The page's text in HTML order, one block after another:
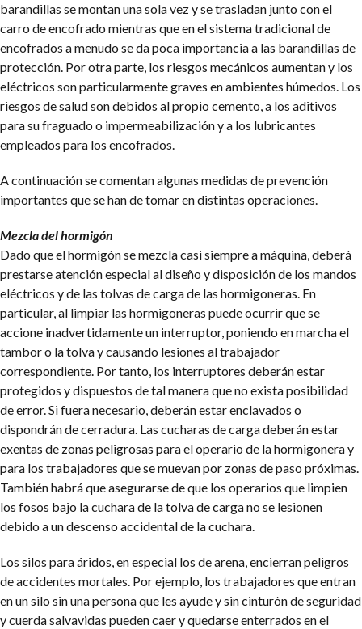
barandillas se montan una sola vez y se trasladan junto con el
carro de encofrado mientras que en el sistema tradicional de
encofrados a menudo se da poca importancia a las barandillas de
protección. Por otra parte, los riesgos mecánicos aumentan y los
eléctricos son particularmente graves en ambientes húmedos. Los
riesgos de salud son debidos al propio cemento, a los aditivos
para su fraguado o impermeabilización y a los lubricantes
empleados para los encofrados.
A continuación se comentan algunas medidas de prevención
importantes que se han de tomar en distintas operaciones.
Mezcla del hormigón
Dado que el hormigón se mezcla casi siempre a máquina, deberá
prestarse atención especial al diseño y disposición de los mandos
eléctricos y de las tolvas de carga de las hormigoneras. En
particular, al limpiar las hormigoneras puede ocurrir que se
accione inadvertidamente un interruptor, poniendo en marcha el
tambor o la tolva y causando lesiones al trabajador
correspondiente. Por tanto, los interruptores deberán estar
protegidos y dispuestos de tal manera que no exista posibilidad
de error. Si fuera necesario, deberán estar enclavados o
dispondrán de cerradura. Las cucharas de carga deberán estar
exentas de zonas peligrosas para el operario de la hormigonera y
para los trabajadores que se muevan por zonas de paso próximas.
También habrá que asegurarse de que los operarios que limpien
los fosos bajo la cuchara de la tolva de carga no se lesionen
debido a un descenso accidental de la cuchara.
Los silos para áridos, en especial los de arena, encierran peligros
de accidentes mortales. Por ejemplo, los trabajadores que entran
en un silo sin una persona que les ayude y sin cinturón de seguridad
y cuerda salvavidas pueden caer y quedarse enterrados en el